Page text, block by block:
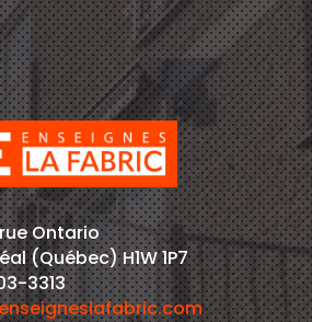
Ontario
(Québec) H1W 1P7
3313